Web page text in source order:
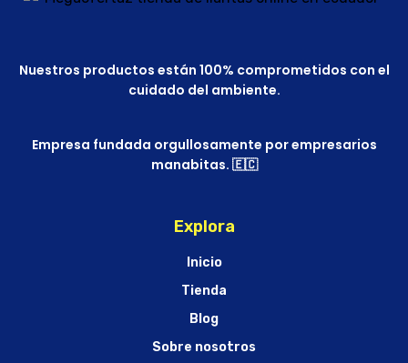
Nuestros productos están 100% comprometidos con el
cuidado del ambiente.
Empresa fundada orgullosamente por empresarios
manabitas. 🇪🇨
Explora
Inicio
Tienda
Blog
Sobre nosotros